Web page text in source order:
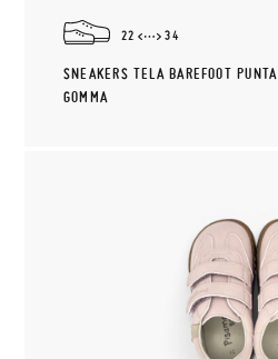
22 34
SNEAKERS TELA BAREFOOT PUNTA
GOMMA